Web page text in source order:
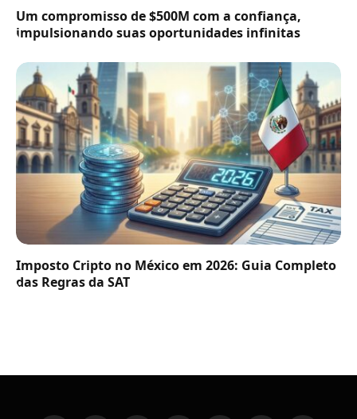
Um compromisso de $500M com a confiança,
impulsionando suas oportunidades infinitas
Imposto Cripto no México em 2026: Guia Completo
das Regras da SAT